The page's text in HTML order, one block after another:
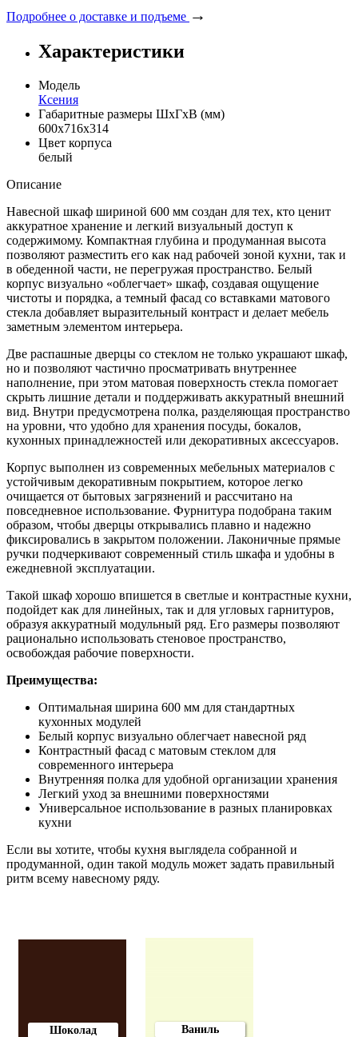
Подробнее о доставке и подъеме →
Характеристики
Модель
Ксения
Габаритные размеры ШхГхВ (мм)
600х716х314
Цвет корпуса
белый
Описание
Навесной шкаф шириной 600 мм создан для тех, кто ценит
аккуратное хранение и легкий визуальный доступ к
содержимому. Компактная глубина и продуманная высота
позволяют разместить его как над рабочей зоной кухни, так и
в обеденной части, не перегружая пространство. Белый
корпус визуально «облегчает» шкаф, создавая ощущение
чистоты и порядка, а темный фасад со вставками матового
стекла добавляет выразительный контраст и делает мебель
заметным элементом интерьера.
Две распашные дверцы со стеклом не только украшают шкаф,
но и позволяют частично просматривать внутреннее
наполнение, при этом матовая поверхность стекла помогает
скрыть лишние детали и поддерживать аккуратный внешний
вид. Внутри предусмотрена полка, разделяющая пространство
на уровни, что удобно для хранения посуды, бокалов,
кухонных принадлежностей или декоративных аксессуаров.
Корпус выполнен из современных мебельных материалов с
устойчивым декоративным покрытием, которое легко
очищается от бытовых загрязнений и рассчитано на
повседневное использование. Фурнитура подобрана таким
образом, чтобы дверцы открывались плавно и надежно
фиксировались в закрытом положении. Лаконичные прямые
ручки подчеркивают современный стиль шкафа и удобны в
ежедневной эксплуатации.
Такой шкаф хорошо впишется в светлые и контрастные кухни,
подойдет как для линейных, так и для угловых гарнитуров,
образуя аккуратный модульный ряд. Его размеры позволяют
рационально использовать стеновое пространство,
освобождая рабочие поверхности.
Преимущества:
Оптимальная ширина 600 мм для стандартных
кухонных модулей
Белый корпус визуально облегчает навесной ряд
Контрастный фасад с матовым стеклом для
современного интерьера
Внутренняя полка для удобной организации хранения
Легкий уход за внешними поверхностями
Универсальное использование в разных планировках
кухни
Если вы хотите, чтобы кухня выглядела собранной и
продуманной, один такой модуль может задать правильный
ритм всему навесному ряду.
Шоколад Ваниль